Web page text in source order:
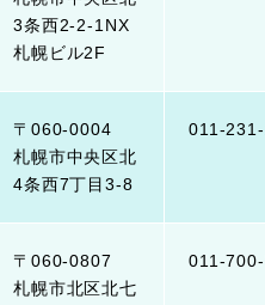
3条西2-2-1NX
札幌ビル2F
〒060-0004
札幌市中央区北
4条西7丁目3-8
011-
〒060-0807
札幌市北区北七
011-